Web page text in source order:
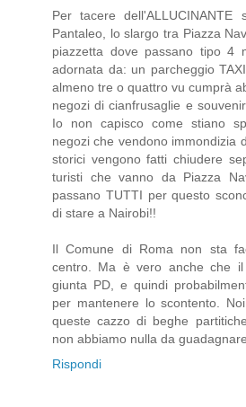
Per tacere dell'ALLUCINANTE
Pantaleo, lo slargo tra Piazza
piazzetta dove passano tipo 4
adornata da: un parcheggio
almeno tre o quattro vu cumprà
negozi di cianfrusaglie e
Io non capisco come stiano
negozi che vendono immondizia
storici vengono fatti chiudere
turisti che vanno da Piazza
passano TUTTI per questo
di stare a Nairobi!!
Il Comune di Roma non sta
centro. Ma è vero anche che
giunta PD, e quindi
per mantenere lo scontento.
queste cazzo di beghe
non abbiamo nulla da guadagnare.
Rispondi